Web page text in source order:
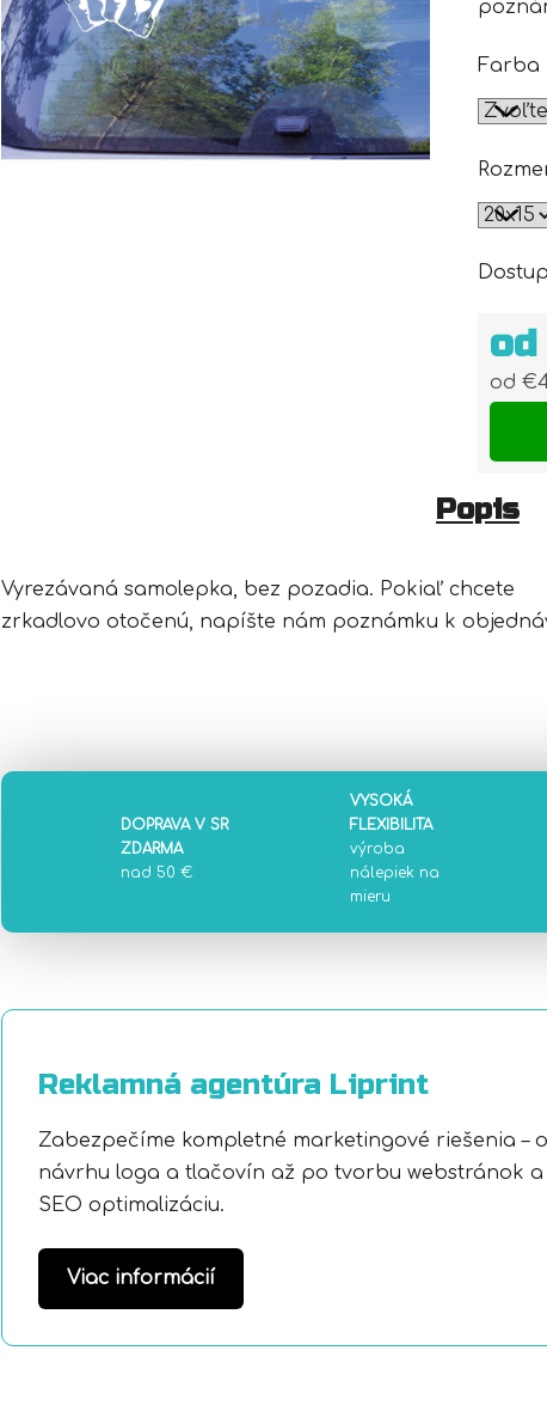
Farba
od
od
Popis
Vyrezávaná samolepka, bez pozadia. Pokiaľ chcete
zrkadlovo otočenú, napíšte nám poznámku k
DOPRAVA V SR
ZDARMA
nad 50 €
VYSOKÁ
FLEXIBILITA
výroba
nálepiek na
mieru
Reklamná agentúra Liprint
Zabezpečíme kompletné marketingové riešenia –
návrhu loga a tlačovín až po tvorbu webstránok a
SEO optimalizáciu.
Viac informácií